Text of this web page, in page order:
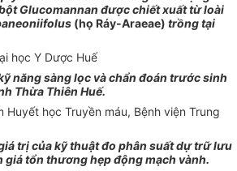
Glucomannan được chiết xuất từ loài
folus (họ Ráy-Araeae) trồng tại
học Y Dược Huế
năng sàng lọc và chẩn đoán trước sinh
Thừa Thiên Huế.
học Truyền máu, Bệnh viện Trung
trị của kỹ thuật đo phân suất dự trữ lưu
giá tổn thương hẹp động mạch vành.